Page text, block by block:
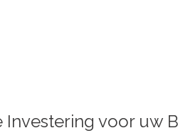
Investering voor uw